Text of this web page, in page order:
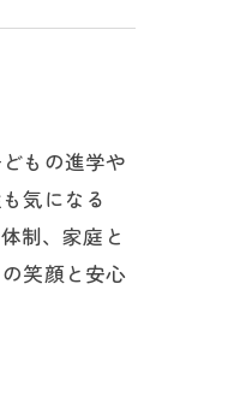
もの進学や
気になる
制、家庭と
笑顔と安心